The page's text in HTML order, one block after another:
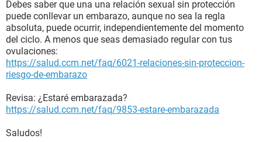
Debes saber que una una relación sexual sin protección
puede conllevar un embarazo, aunque no sea la regla
absoluta, puede ocurrir, independientemente del momento
del ciclo. A menos que seas demasiado regular con tus
ovulaciones:
https://salud.ccm.net/faq/6021-relaciones-sin-proteccion-
riesgo-de-embarazo
Revisa: ¿Estaré embarazada?
https://salud.ccm.net/faq/9853-estare-embarazada
Saludos!